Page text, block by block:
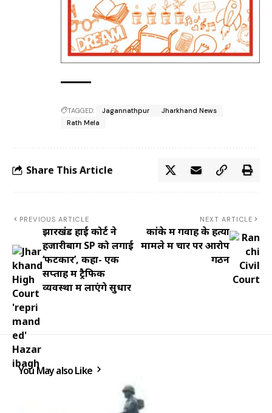
TAGGED: Jagannathpur
Jharkhand News
Rath Mela
Share This Article
PREVIOUS ARTICLE
झारखंड हाई कोर्ट ने
हजारीबाग SP को लगाई
‘फटकार’, कहा- एक
सप्ताह में ट्रैफिक
व्यवस्था में लाएंगे सुधार
NEXT ARTICLE
कांके में गवाह के हत्या
मामले में चार पर आरोप
गठन
You May also Like